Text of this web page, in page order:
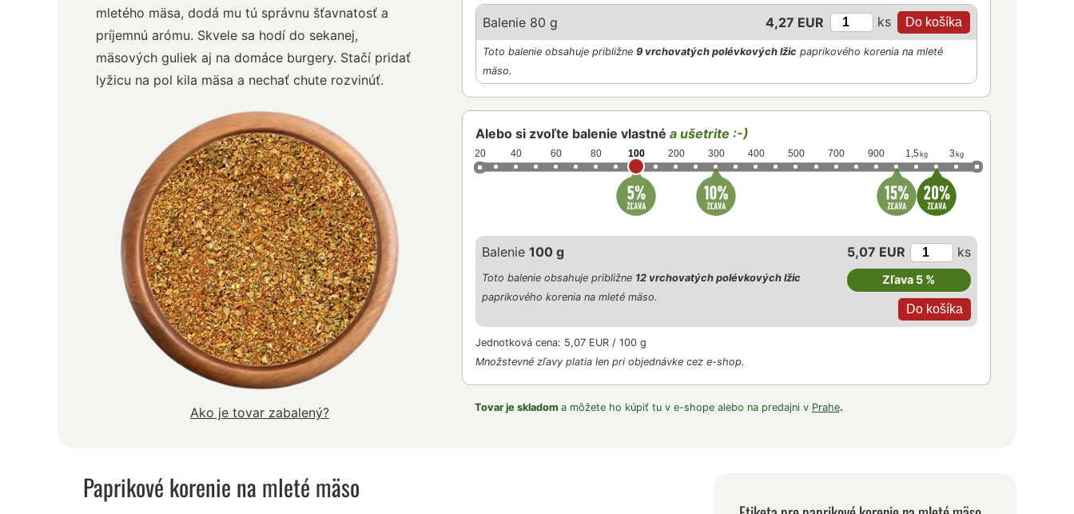
mletého mäsa, dodá mu tú správnu šťavnatosť a
príjemnú arómu. Skvele sa hodí do sekanej,
mäsových guliek aj na domáce burgery. Stačí pridať
lyžicu na pol kila mäsa a nechať chute rozvinúť.
Ako je tovar zabalený?
Balenie 80 g 4,27 EUR ks
Toto balenie obsahuje približne 9 vrchovatých polévkových lžic paprikového korenia na mleté
mäso.
Alebo si zvoľte balenie vlastné a ušetrite :-)
20 40 60 80 100 200 300 400 500 700 900 1,5 kg 3 kg
Balenie 100 g 5,07 EUR ks
Zľava 5 %
Toto balenie obsahuje približne 12 vrchovatých polévkových lžic
paprikového korenia na mleté mäso.
Jednotková cena: 5,07 EUR / 100 g
Množstevné zľavy platia len pri objednávke cez e-shop.
Tovar je skladom a môžete ho kúpiť tu v e-shope alebo na predajni v Prahe.
Paprikové korenie na mleté mäso